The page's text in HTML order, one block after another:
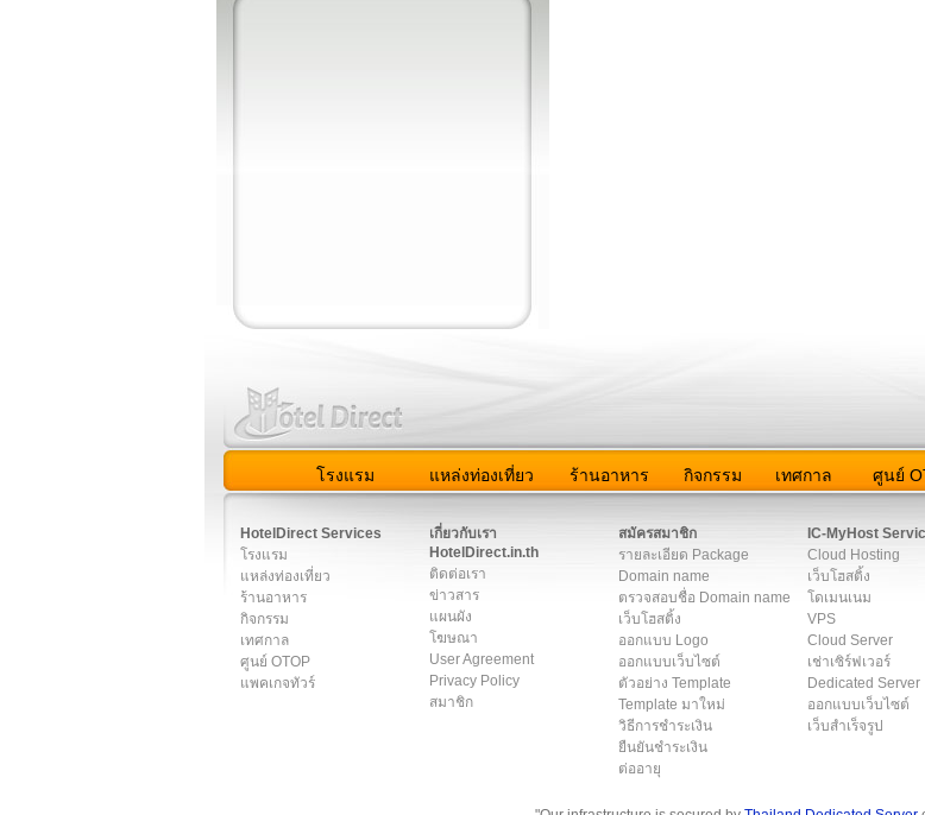
โรงแรม แหล่งท่องเที่ยว ร้านอาหาร กิจกรรม เทศกาล ศูนย์
HotelDirect Services
โรงแรม
แหล่งท่องเที่ยว
ร้านอาหาร
กิจกรรม
เทศกาล
ศูนย์ OTOP
แพคเกจทัวร์
เกี่ยวกับเรา
HotelDirect.in.th
ติดต่อเรา
ข่าวสาร
แผนผัง
โฆษณา
User Agreement
Privacy Policy
สมาชิก
สมัครสมาชิก
รายละเอียด Package
Domain name
ตรวจสอบชื่อ Domain name
เว็บโฮสติ้ง
ออกแบบ Logo
ออกแบบเว็บไซต์
ตัวอย่าง Template
Template มาใหม่
วิธีการชำระเงิน
ยืนยันชำระเงิน
ต่ออายุ
IC-MyHost
Cloud Hosting
เว็บโฮสติ้ง
โดเมนเนม
VPS
Cloud Server
เช่าเซิร์ฟเวอร์
Dedicated Server
ออกแบบเว็บไซต์
เว็บสำเร็จรูป